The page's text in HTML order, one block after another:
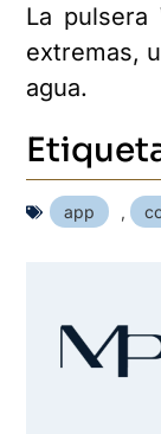
La pulsera
extremas,
agua.
app ,